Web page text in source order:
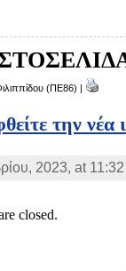
(ΠΕ86) |
την νέα
2023, at
closed.